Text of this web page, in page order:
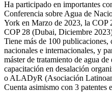
Ha participado en importantes
Conferencia sobre Agua de
York en Marzo de 2023, la COP
COP 28 (Dubai, Diciembre
Tiene más de 100
nacionales e internacionales, y
máster de tratamiento de agua
capacitación en desalación
o ALADyR (Asociación
Cuenta asimismo con 3 patentes